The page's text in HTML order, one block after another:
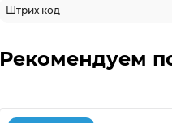
Штрих код
Рекомендуем